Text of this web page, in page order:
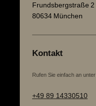
Frundsbergstraße 2
80634 München
Kontakt
Rufen Sie einfach an unter
+49 89 14330510